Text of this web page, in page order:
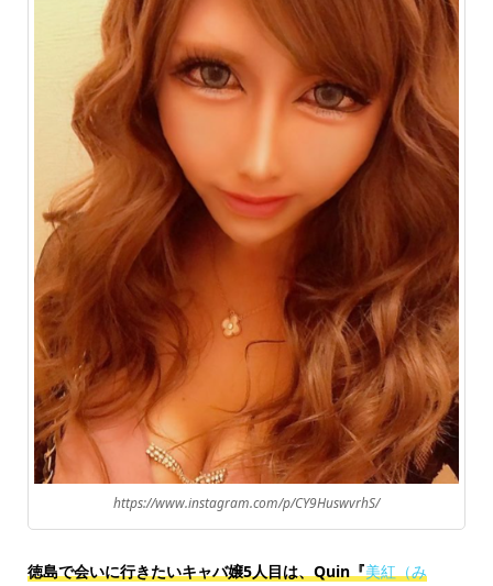
https://www.instagram.com/p/CY9HuswvrhS/
徳島で会いに行きたいキャバ嬢5人目は、Quin『美紅（み